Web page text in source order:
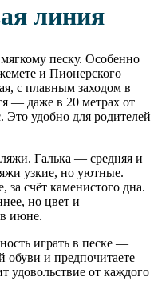
линия
песку. Особенно
и Пионерского
с плавным заходом в
— даже в 20 метрах от
Это удобно для родителей
Галька — средняя и
узкие, но уютные.
за счёт каменистого дна.
но цвет и
июне.
играть в песке —
обуви и предпочитаете
удовольствие от каждого